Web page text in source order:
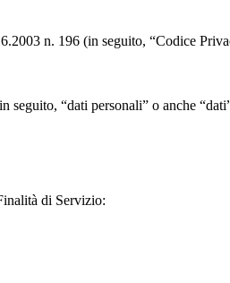
n. 196 (in seguito, “Codice
“dati personali” o anche
di Servizio: